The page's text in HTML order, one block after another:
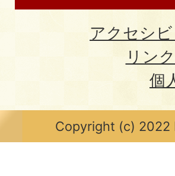
アクセシ
リン
個
Copyright (c) 2022